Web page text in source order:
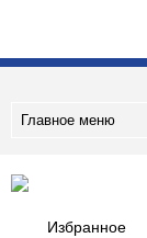
Главное меню
Избранное